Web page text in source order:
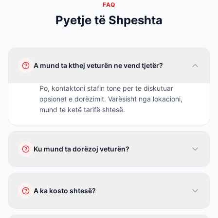
FAQ
Pyetje të Shpeshta
A mund ta kthej veturën ne vend tjetër?
Po, kontaktoni stafin tone per te diskutuar
opsionet e dorëzimit. Varësisht nga lokacioni,
mund te ketë tarifë shtesë.
Ku mund ta dorëzoj veturën?
A ka kosto shtesë?